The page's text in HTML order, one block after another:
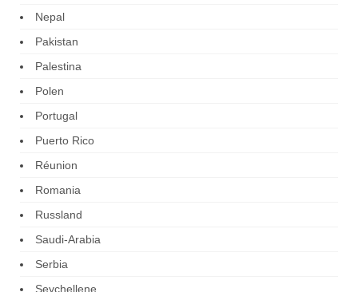
Nepal
Pakistan
Palestina
Polen
Portugal
Puerto Rico
Réunion
Romania
Russland
Saudi-Arabia
Serbia
Seychellene